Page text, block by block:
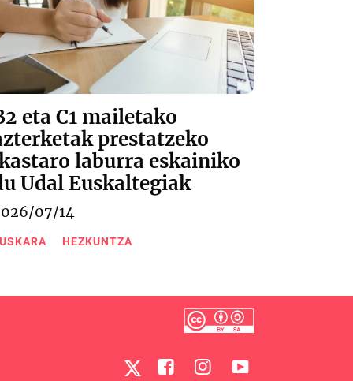
eta C1 mailetako
prestatzeko
laburra eskainiko
Udal Euskaltegiak
07/14
HEZKUNTZA